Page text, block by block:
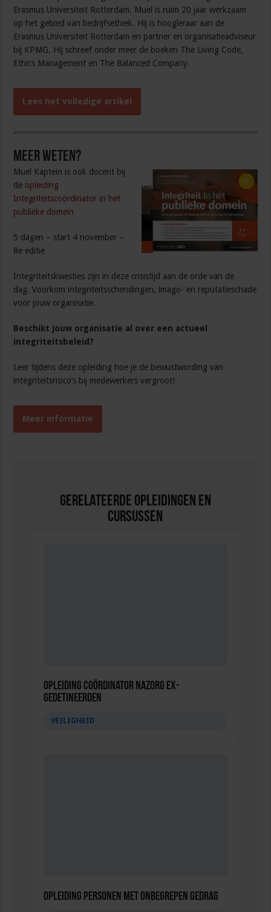
Erasmus Universiteit Rotterdam. Muel is ruim 20 jaar werkzaam
op het gebied van bedrijfsethiek. Hij is hoogleraar aan de
Erasmus Universiteit Rotterdam en partner en organisatieadviseur
bij KPMG. Hij schreef onder meer de boeken The Living Code,
Ethics Management en The Balanced Company.
Lees het volledige artikel
Meer weten?
Muel Kaptein is ook docent bij
de opleiding
Integriteitscoördinator in het
publieke domein
5 dagen – start 4 november –
8e editie
Integriteitskwesties zijn in deze crisistijd aan de orde van de
dag. Voorkom integriteitsschendingen, imago- en reputatieschade
voor jouw organisatie.
Beschikt jouw organisatie al over een actueel
integriteitsbeleid?
Leer tijdens deze opleiding hoe je de bewustwording van
integriteitsrisico’s bij medewerkers vergroot!
Meer informatie
Gerelateerde Opleidingen en
Cursussen
Opleiding Coördinator nazorg ex-
gedetineerden
VEILIGHEID
Opleiding Personen met onbegrepen gedrag